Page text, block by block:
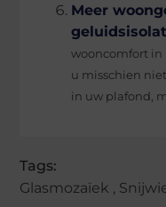
Meer
wooncomfort in
u misschien
in uw plafond,
Tags:
Glasmozaïek ,